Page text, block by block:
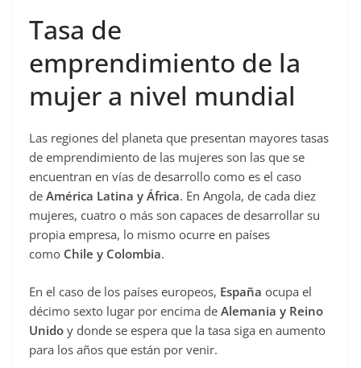
Tasa de
emprendimiento de la
mujer a nivel mundial
Las regiones del planeta que presentan mayores tasas
de emprendimiento de las mujeres son las que se
encuentran en vías de desarrollo como es el caso
de América Latina y África. En Angola, de cada diez
mujeres, cuatro o más son capaces de desarrollar su
propia empresa, lo mismo ocurre en países
como Chile y Colombia.
En el caso de los países europeos, España ocupa el
décimo sexto lugar por encima de Alemania y Reino
Unido y donde se espera que la tasa siga en aumento
para los años que están por venir.